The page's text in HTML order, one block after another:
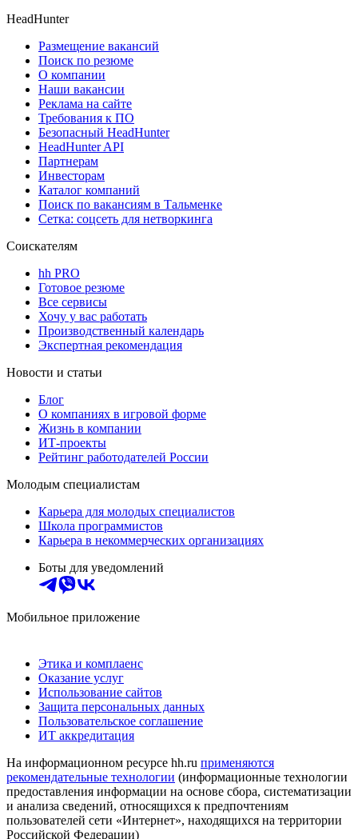
HeadHunter
Размещение вакансий
Поиск по резюме
О компании
Наши вакансии
Реклама на сайте
Требования к ПО
Безопасный HeadHunter
HeadHunter API
Партнерам
Инвесторам
Каталог компаний
Поиск по вакансиям в Тальменке
Сетка: соцсеть для нетворкинга
Соискателям
hh PRO
Готовое резюме
Все сервисы
Хочу у вас работать
Производственный календарь
Экспертная рекомендация
Новости и статьи
Блог
О компаниях в игровой форме
Жизнь в компании
ИТ-проекты
Рейтинг работодателей России
Молодым специалистам
Карьера для молодых специалистов
Школа программистов
Карьера в некоммерческих организациях
Боты для уведомлений
Мобильное приложение
Этика и комплаенс
Оказание услуг
Использование сайтов
Защита персональных данных
Пользовательское соглашение
ИТ аккредитация
На информационном ресурсе hh.ru применяются
рекомендательные технологии (информационные технологии
предоставления информации на основе сбора, систематизации
и анализа сведений, относящихся к предпочтениям
пользователей сети «Интернет», находящихся на территории
Российской Федерации)